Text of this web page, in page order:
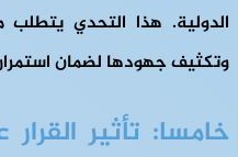
الدولية. هذا التحدي يتطلب
وتكثيف جهودها لضمان
خامسا: تأثير